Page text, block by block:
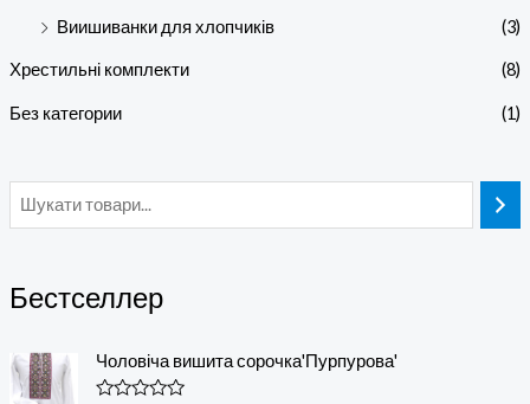
Виишиванки для хлопчиків
(3)
Хрестильні комплекти (8)
Без категории (1)
Бестселлер
Чоловіча вишита сорочка'Пурпурова'